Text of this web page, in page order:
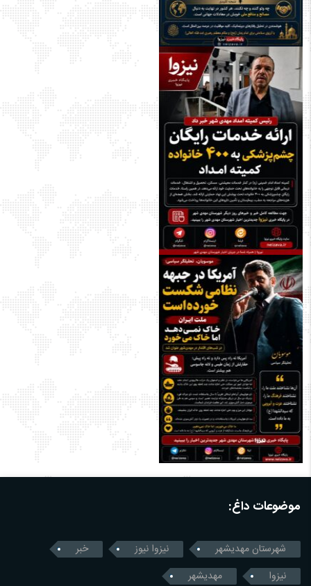
موضوعات داغ:
شهرستان مهدیشهر نیزوا نیوز
خبر
نیزوا
مهدیشهر